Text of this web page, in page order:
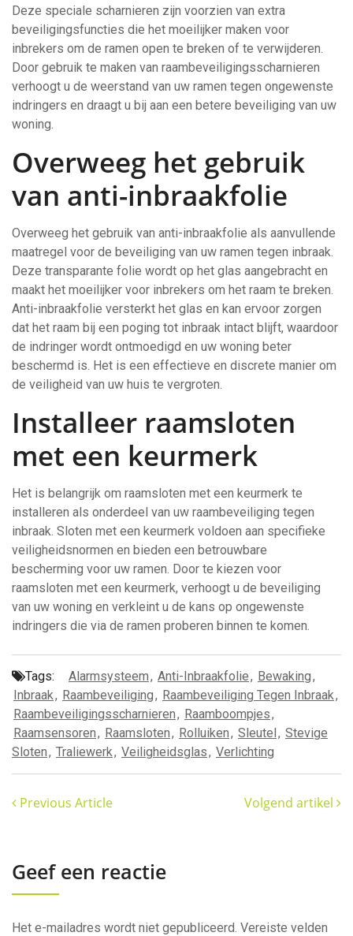
Deze speciale scharnieren zijn voorzien van extra
beveiligingsfuncties die het moeilijker maken voor
inbrekers om de ramen open te breken of te verwijderen.
Door gebruik te maken van raambeveiligingsscharnieren
verhoogt u de weerstand van uw ramen tegen ongewenste
indringers en draagt u bij aan een betere beveiliging van uw
woning.
Overweeg het gebruik
van anti-inbraakfolie
Overweeg het gebruik van anti-inbraakfolie als aanvullende
maatregel voor de beveiliging van uw ramen tegen inbraak.
Deze transparante folie wordt op het glas aangebracht en
maakt het moeilijker voor inbrekers om het raam te breken.
Anti-inbraakfolie versterkt het glas en kan ervoor zorgen
dat het raam bij een poging tot inbraak intact blijft, waardoor
de indringer wordt ontmoedigd en uw woning beter
beschermd is. Het is een effectieve en discrete manier om
de veiligheid van uw huis te vergroten.
Installeer raamsloten
met een keurmerk
Het is belangrijk om raamsloten met een keurmerk te
installeren als onderdeel van uw raambeveiliging tegen
inbraak. Sloten met een keurmerk voldoen aan specifieke
veiligheidsnormen en bieden een betrouwbare
bescherming voor uw ramen. Door te kiezen voor
raamsloten met een keurmerk, verhoogt u de beveiliging
van uw woning en verkleint u de kans op ongewenste
indringers die via de ramen proberen binnen te komen.
Tags: Alarmsysteem, Anti-Inbraakfolie, Bewaking,
Inbraak, Raambeveiliging, Raambeveiliging Tegen Inbraak,
Raambeveiligingsscharnieren, Raamboompjes,
Raamsensoren, Raamsloten, Rolluiken, Sleutel, Stevige
Sloten, Traliewerk, Veiligheidsglas, Verlichting
Previous Article Volgend artikel
Geef een reactie
Het e-mailadres wordt niet gepubliceerd. Vereiste velden